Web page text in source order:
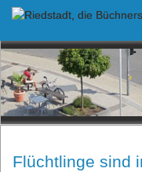
Flüchtlinge sind